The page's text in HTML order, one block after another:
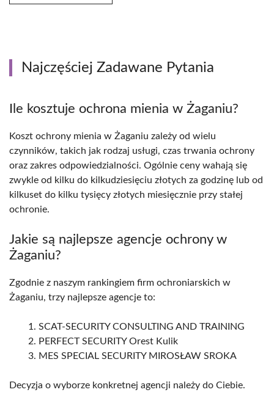
Najczęściej Zadawane Pytania
Ile kosztuje ochrona mienia w Żaganiu?
Koszt ochrony mienia w Żaganiu zależy od wielu
czynników, takich jak rodzaj usługi, czas trwania ochrony
oraz zakres odpowiedzialności. Ogólnie ceny wahają się
zwykle od kilku do kilkudziesięciu złotych za godzinę lub od
kilkuset do kilku tysięcy złotych miesięcznie przy stałej
ochronie.
Jakie są najlepsze agencje ochrony w
Żaganiu?
Zgodnie z naszym rankingiem firm ochroniarskich w
Żaganiu, trzy najlepsze agencje to:
SCAT-SECURITY CONSULTING AND TRAINING
PERFECT SECURITY Orest Kulik
MES SPECIAL SECURITY MIROSŁAW SROKA
Decyzja o wyborze konkretnej agencji należy do Ciebie.